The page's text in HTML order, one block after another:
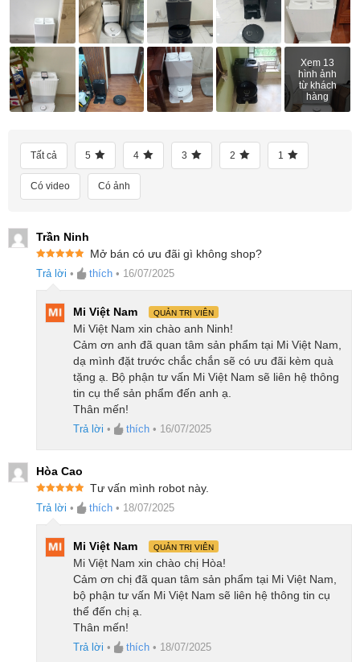
Ra mắt Qrevo C Pro & F25 Ultra – Bộ đôi
thiết bị mới từ Roborock
Roborock ra mắt Qrevo C Pro và F25
Ultra: Giải pháp làm sạch thông minh cho gia
đình hiện đại
Mi Việt Nam ra mắt bộ đôi thiết bị làm
sạch vượt trội
Ưu điểm của robot hút bụi lau nhà Roborock Qrevo C
Pro
Lực hút HyperForce 18.500Pa mạnh mẽ, xử lý dễ
dàng mọi loại bụi bẩn
định, không kẹt tóc
Làm sạch sát mép tường và chân nội thất với cây lau
Trang bị chổi chính DuoDivide kép, dẫn tóc vào miệng
hút và ngăn kẹt rối
Hệ thống lau xoay kép nâng hạ thông minh, sạch sâu
Xem 13
hình ảnh
từ khách
hàng
Tất cả 5 4 3 2 1
Có video Có ảnh
Trần Ninh
hạng55
Mở bán có ưu đãi gì không shop?
Trả lời • thích • 16/07/2025
Mi Việt Nam QUẢN TRỊ VIÊN
Mi Việt Nam xin chào anh Ninh!
Cảm ơn anh đã quan tâm sản phẩm tại Mi Việt Nam,
dạ mình đặt trước chắc chắn sẽ có ưu đãi kèm quà
tặng ạ. Bộ phận tư vấn Mi Việt Nam sẽ liên hệ thông
tin cụ thể sản phẩm đến anh ạ.
Thân mến!
Trả lời • thích • 16/07/2025
Hòa Cao
hạng55
Tư vấn mình robot này.
Trả lời • thích • 18/07/2025
Mi Việt Nam QUẢN TRỊ VIÊN
Mi Việt Nam xin chào chị Hòa!
Cảm ơn chị đã quan tâm sản phẩm tại Mi Việt Nam,
bộ phận tư vấn Mi Việt Nam sẽ liên hệ thông tin cụ
thể đến chị ạ.
Thân mến!
Trả lời • thích • 18/07/2025